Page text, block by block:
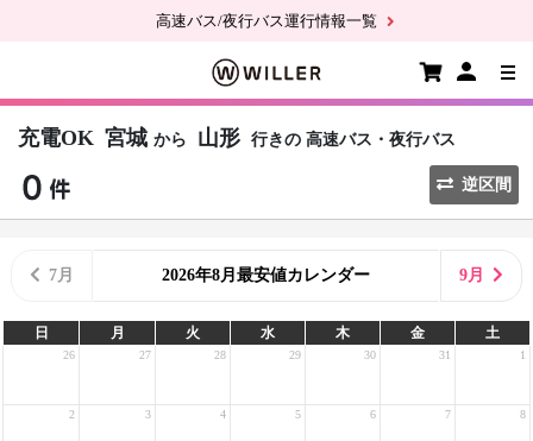
高速バス/夜行バス運行情報一覧
充電OK 宮城 から 山形 行きの 高速バス・夜行バス
逆区間
7月 2026年8月最安値カレンダー 9月
日 月 火 水 木 金 土
26 27 28 29 30 31 1
2 3 4 5 6 7 8